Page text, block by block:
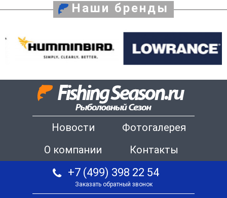
Наши бренды
Новости
Фотогалерея
О компании
Контакты
+7 (499) 398 22 54
Заказать обратный звонок